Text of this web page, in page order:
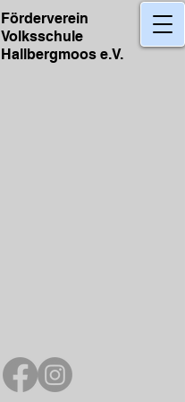
​Förderverein
Volksschule
Hallbergmoos e.V.